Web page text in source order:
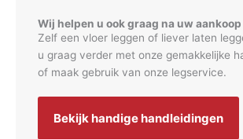
Wij helpen u ook graag na uw aankoop
Zelf een vloer leggen of liever laten
u graag verder met onze gemakkelijke
of maak gebruik van onze legservice.
Bekijk handige handleidingen